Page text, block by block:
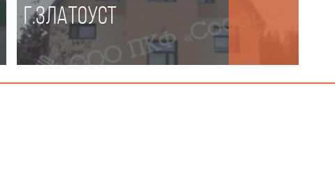
Г.ЗЛАТОУСТ